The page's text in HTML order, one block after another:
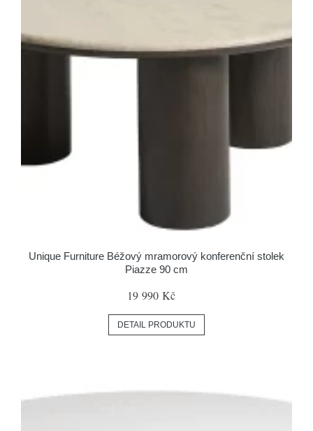
Unique Furniture Béžový mramorový konferenční stolek
Piazze 90 cm
19 990 Kč
DETAIL PRODUKTU